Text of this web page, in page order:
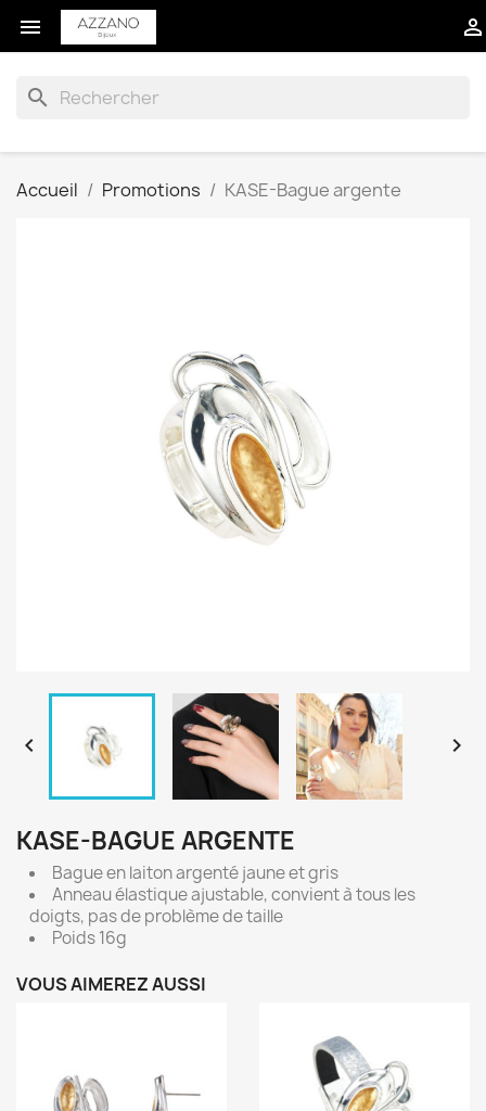
 
search
Accueil Promotions KASE-Bague argente
 
KASE-BAGUE ARGENTE
Bague en laiton argenté jaune et gris
Anneau élastique ajustable, convient à tous les
doigts, pas de problème de taille
Poids 16g
VOUS AIMEREZ AUSSI